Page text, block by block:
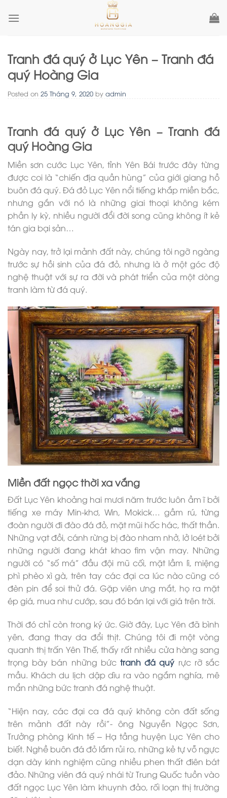
Tranh đá quý ở Lục Yên – Tranh đá
quý Hoàng Gia
Posted on 25 Tháng 9, 2020 by admin
Tranh đá quý ở Lục Yên – Tranh đá
quý Hoàng Gia
Miền sơn cước Lục Yên, tỉnh Yên Bái trước đây từng
được coi là “chiến địa quần hùng” của giới giang hồ
buôn đá quý. Đá đỏ Lục Yên nổi tiếng khắp miền bắc,
nhưng gắn với nó là những giai thoại không kém
phần ly kỳ, nhiều người đổi đời song cũng không ít kẻ
tán gia bại sản…
Ngày nay, trở lại mảnh đất này, chúng tôi ngỡ ngàng
trước sự hồi sinh của đá đỏ, nhưng là ở một góc độ
nghệ thuật với sự ra đời và phát triển của một dòng
tranh làm từ đá quý.
Miền đất ngọc thời xa vắng
Đất Lục Yên khoảng hai mươi năm trước luôn ầm ĩ bởi
tiếng xe máy Min-khơ, Win, Mokick… gầm rú, từng
đoàn người đi đào đá đỏ, mặt mũi hốc hác, thất thần.
Những vạt đồi, cánh rừng bị đào nham nhở, lở loét bởi
những người đang khát khao tìm vận may. Những
người có “số má” đầu đội mũ cối, mặt lầm lì, miệng
phì phèo xì gà, trên tay các đại ca lúc nào cũng có
đèn pin để soi thử đá. Gặp viên ưng mắt, họ ra mặt
ép giá, mua như cướp, sau đó bán lại với giá trên trời.
Thời đó chỉ còn trong ký ức. Giờ đây, Lục Yên đã bình
yên, đang thay da đổi thịt. Chúng tôi đi một vòng
quanh thị trấn Yên Thế, thấy rất nhiều cửa hàng sang
trọng bày bán những bức tranh đá quý rực rỡ sắc
mầu. Khách du lịch dập dìu ra vào ngắm nghía, mê
mẩn những bức tranh đá nghệ thuật.
“Hiện nay, các đại ca đá quý không còn đất sống
trên mảnh đất này rồi”- ông Nguyễn Ngọc Sơn,
Trưởng phòng Kinh tế – Hạ tầng huyện Lục Yên cho
biết. Nghề buôn đá đỏ lắm rủi ro, những kẻ tự vỗ ngực
dạn dày kinh nghiệm cũng nhiều phen thất điên bát
đảo. Những viên đá quý nhái từ Trung Quốc tuồn vào
đất ngọc Lục Yên làm khuynh đảo, rối loạn thị trường